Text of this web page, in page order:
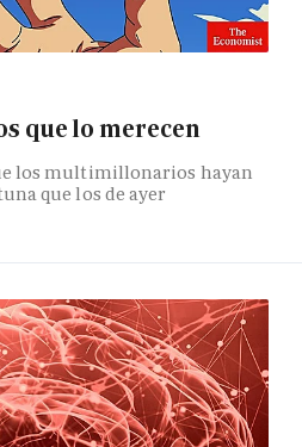
que lo merecen
los multimillonarios hayan
que los de ayer